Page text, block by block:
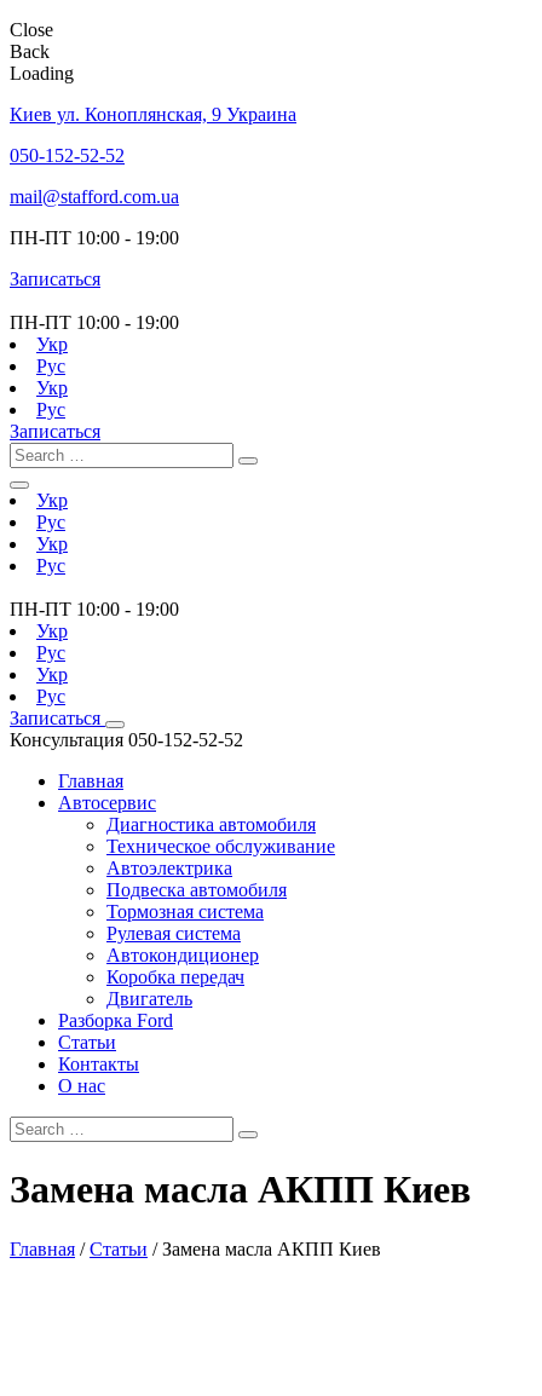
Close
Back
Loading
Киев ул. Коноплянская, 9 Украина
050-152-52-52
mail@stafford.com.ua
ПН-ПТ 10:00 - 19:00
Записаться
ПН-ПТ 10:00 - 19:00
Укр
Рус
Укр
Рус
Записаться
Укр
Рус
Укр
Рус
ПН-ПТ 10:00 - 19:00
Укр
Рус
Укр
Рус
Записаться
Консультация 050-152-52-52
Главная
Автосервис
Диагностика автомобиля
Техническое обслуживание
Автоэлектрика
Подвеска автомобиля
Тормозная система
Рулевая система
Автокондиционер
Коробка передач
Двигатель
Разборка Ford
Статьи
Контакты
О нас
Замена масла АКПП Киев
Главная /Статьи /Замена масла АКПП Киев